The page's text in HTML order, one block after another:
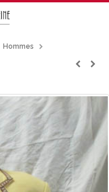
Hommes